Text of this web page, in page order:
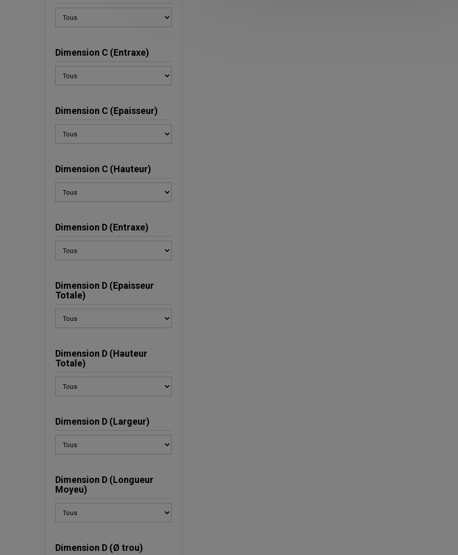
Dimension C (Entraxe)
Dimension C (Epaisseur)
Dimension C (Hauteur)
Dimension D (Entraxe)
Dimension D (Epaisseur
Totale)
Dimension D (Hauteur
Totale)
Dimension D (Largeur)
Dimension D (Longueur
Moyeu)
Dimension D (Ø trou)